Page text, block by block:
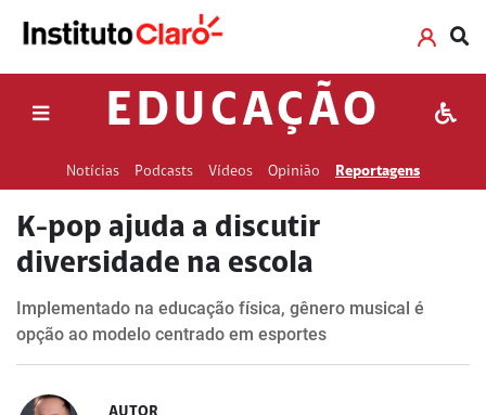
EDUCAÇÃO
Notícias Podcasts Vídeos Opinião Reportagens
K-pop ajuda a discutir
diversidade na escola
Implementado na educação física, gênero musical é
opção ao modelo centrado em esportes